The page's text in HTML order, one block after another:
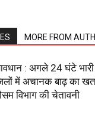
MORE FROM
: अगले 24 घंटे
में अचानक बाढ़ का
विभाग की चेतावनी